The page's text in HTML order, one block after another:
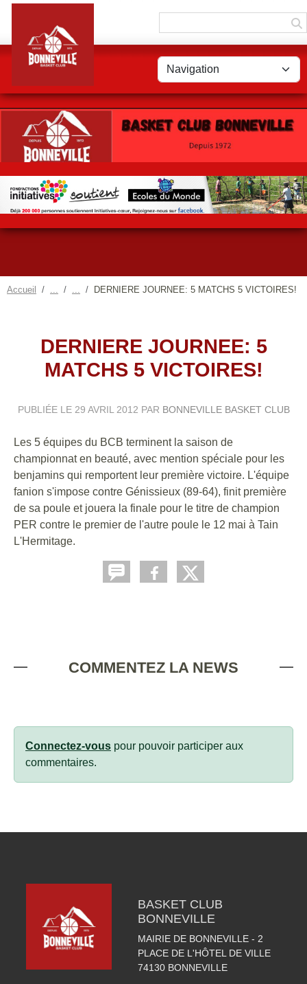
Accueil DERNIERE JOURNEE: 5 MATCHS 5 VICTOIRES!
DERNIERE JOURNEE: 5
MATCHS 5 VICTOIRES!
PUBLIÉE LE 29 AVRIL 2012 PAR BONNEVILLE BASKET CLUB
Les 5 équipes du BCB terminent la saison de
championnat en beauté, avec mention spéciale pour les
benjamins qui remportent leur première victoire. L'équipe
fanion s'impose contre Génissieux (89-64), finit première
de sa poule et jouera la finale pour le titre de champion
PER contre le premier de l'autre poule le 12 mai à Tain
L'Hermitage.
COMMENTEZ LA NEWS
Connectez-vous pour pouvoir participer aux
commentaires.
BASKET CLUB
BONNEVILLE
MAIRIE DE BONNEVILLE - 2
PLACE DE L'HÔTEL DE VILLE
74130 BONNEVILLE